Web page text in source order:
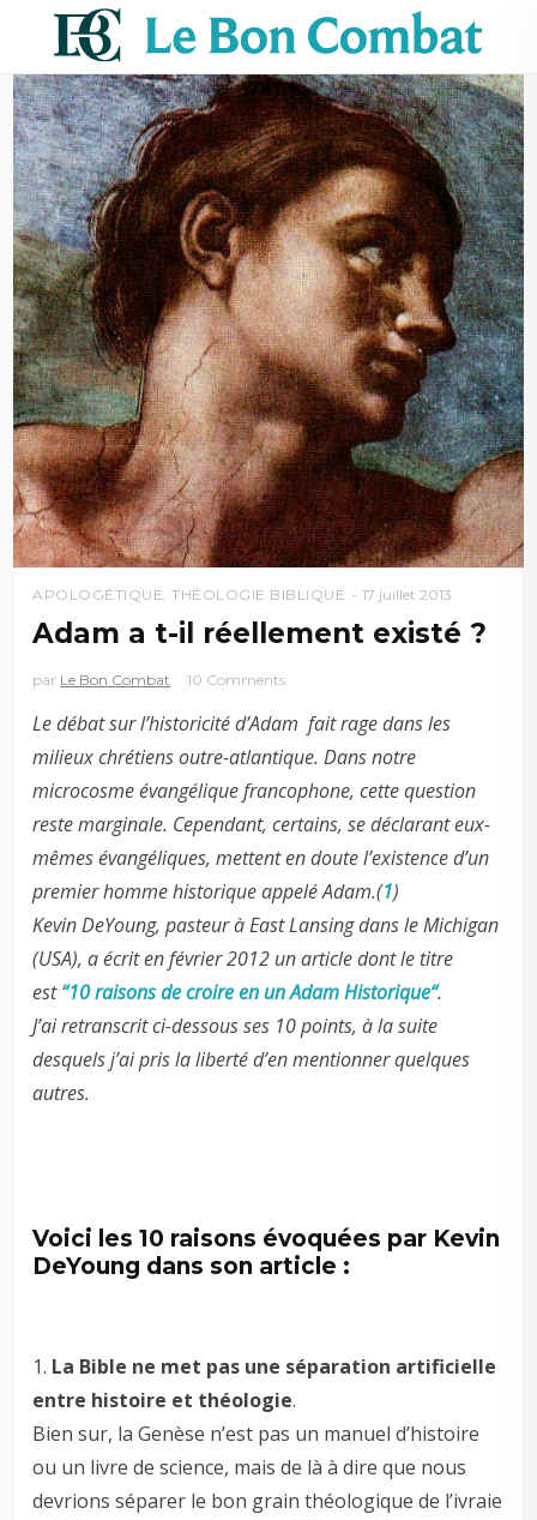
APOLOGÉTIQUE,THÉOLOGIE BIBLIQUE 17 juillet 2013
Adam a t-il réellement existé ?
par Le Bon Combat 10 Comments
Le débat sur l’historicité d’Adam fait rage dans les
milieux chrétiens outre-atlantique. Dans notre
microcosme évangélique francophone, cette question
reste marginale. Cependant, certains, se déclarant eux-
mêmes évangéliques, mettent en doute l’existence d’un
premier homme historique appelé Adam.(1)
Kevin DeYoung, pasteur à East Lansing dans le Michigan
(USA), a écrit en février 2012 un article dont le titre
est“10 raisons de croire en un Adam Historique“.
J’ai retranscrit ci-dessous ses 10 points, à la suite
desquels j’ai pris la liberté d’en mentionner quelques
autres.
Voici les 10 raisons évoquées par Kevin
DeYoung dans son article :
1. La Bible ne met pas une séparation artificielle
entre histoire et théologie.
Bien sur, la Genèse n’est pas un manuel d’histoire
ou un livre de science, mais de là à dire que nous
devrions séparer le bon grain théologique de l’ivraie